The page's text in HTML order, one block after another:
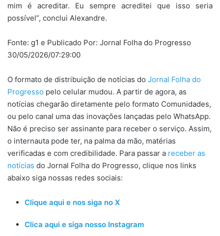
mim é acreditar. Eu sempre acreditei que isso seria
possível”, conclui Alexandre.
Fonte: g1 e Publicado Por: Jornal Folha do Progresso
30/05/2026/07:29:00
O formato de distribuição de notícias do Jornal Folha do
Progresso pelo celular mudou. A partir de agora, as
notícias chegarão diretamente pelo formato Comunidades,
ou pelo canal uma das inovações lançadas pelo WhatsApp.
Não é preciso ser assinante para receber o serviço. Assim,
o internauta pode ter, na palma da mão, matérias
verificadas e com credibilidade. Para passar a receber as
notícias do Jornal Folha do Progresso, clique nos links
abaixo siga nossas redes sociais:
Clique aqui e nos siga no X
Clica aqui e siga nosso Instagram